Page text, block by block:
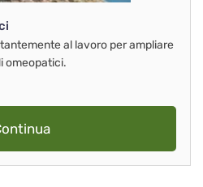
al lavoro per ampliare
omeopatici.